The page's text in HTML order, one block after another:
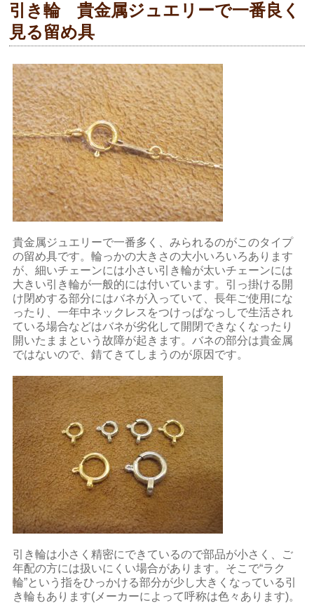
引き輪 貴金属ジュエリーで一番良く
見る留め具
貴金属ジュエリーで一番多く、みられるのがこのタイプ
の留め具です。輪っかの大きさの大小いろいろあります
が、細いチェーンには小さい引き輪が太いチェーンには
大きい引き輪が一般的には付いています。引っ掛ける開
け閉めする部分にはバネが入っていて、長年ご使用にな
ったり、一年中ネックレスをつけっぱなっしで生活され
ている場合などはバネが劣化して開閉できなくなったり
開いたままという故障が起きます。バネの部分は貴金属
ではないので、錆てきてしまうのが原因です。
引き輪は小さく精密にできているので部品が小さく、ご
年配の方には扱いにくい場合があります。そこで“ラク
輪”という指をひっかける部分が少し大きくなっている引
き輪もあります(メーカーによって呼称は色々あります)。